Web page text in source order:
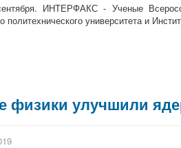
ИНТЕРФАКС - Ученые
университета и
физики улучшили